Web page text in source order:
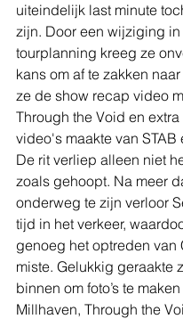
uiteindelijk last minute
zijn. Door een wijziging
tourplanning kreeg ze
kans om af te zakken
ze de show recap video
Through the Void en
video's maakte van STAB
De rit verliep alleen niet
zoals gehoopt. Na meer
onderweg te zijn verloor
tijd in het verkeer,
genoeg het optreden van
miste. Gelukkig geraakte
binnen om foto’s te
Millhaven, Through the